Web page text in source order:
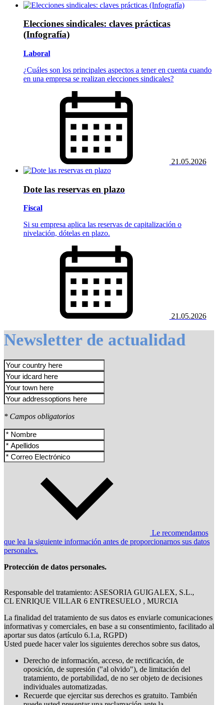
Elecciones sindicales: claves prácticas
(Infografía)
Laboral
¿Cuáles son los principales aspectos a tener en cuenta cuando
en una empresa se realizan elecciones sindicales?
21.05.2026
Dote las reservas en plazo
Fiscal
Si su empresa aplica las reservas de capitalización o
nivelación, dótelas en plazo.
21.05.2026
Newsletter de actualidad
* Campos obligatorios
Le recomendamos
que lea la siguiente información antes de proporcionarnos sus datos
personales.
Protección de datos personales.
Responsable del tratamiento: ASESORIA GUIGALEX, S.L.,
CL ENRIQUE VILLAR 6 ENTRESUELO , MURCIA
La finalidad del tratamiento de sus datos es enviarle comunicaciones
informativas y comerciales, en base a su consentimiento, facilitado al
aportar sus datos (artículo 6.1.a, RGPD)
Usted puede hacer valer los siguientes derechos sobre sus datos,
Derecho de información, acceso, de rectificación, de
oposición, de supresión ("al olvido"), de limitación del
tratamiento, de portabilidad, de no ser objeto de decisiones
individuales automatizadas.
Recuerde que ejercitar sus derechos es gratuito. También